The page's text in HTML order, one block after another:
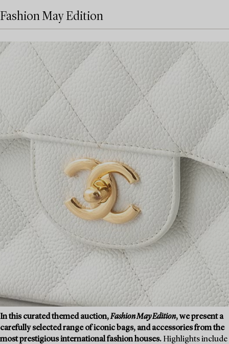
Fashion May Edition
In this curated themed auction,Fashion May Edition, we present a
carefully selected range of iconic bags, and accessories from the
most prestigious international fashion houses. Highlights include